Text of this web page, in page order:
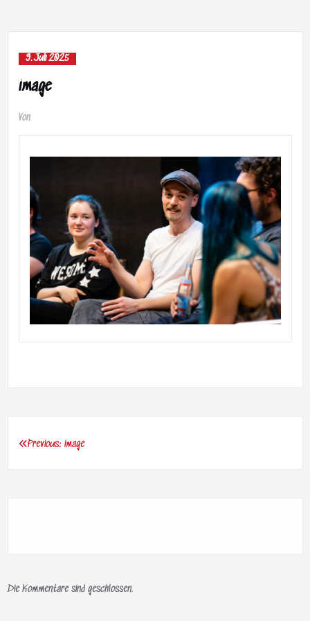
9. Juli 2025
image
Von
Beitragsnavigation
Previous: image
Die Kommentare sind geschlossen.